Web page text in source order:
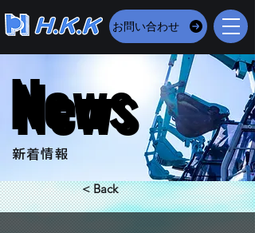
お問い合わせ
News
News
​新着情報
< Back